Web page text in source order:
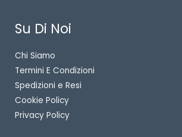
Su Di Noi
Chi Siamo
Termini E Condizioni
Spedizioni e Resi
Cookie Policy
Privacy Policy